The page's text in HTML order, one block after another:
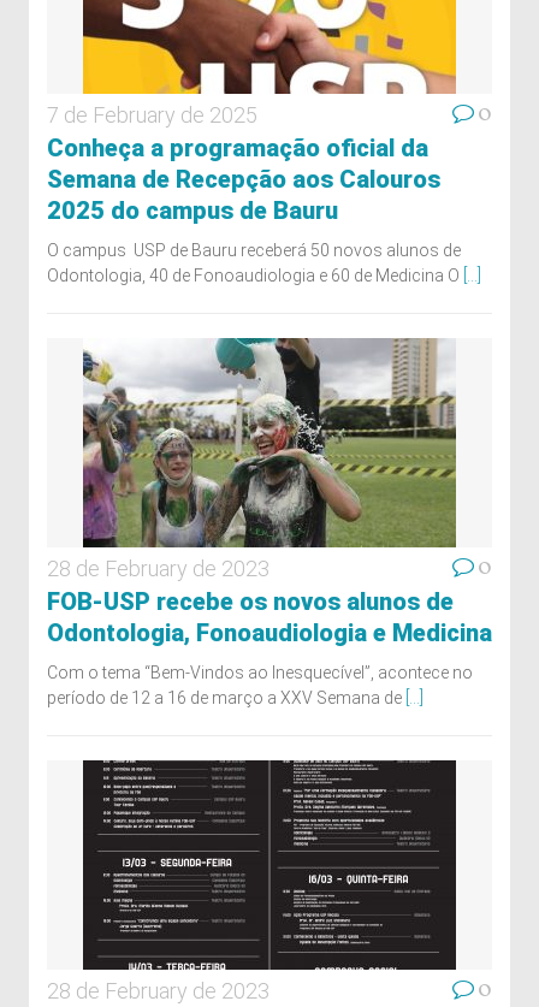
7 de February de 2025 0
Conheça a programação oficial da
Semana de Recepção aos Calouros
2025 do campus de Bauru
O campus USP de Bauru receberá 50 novos alunos de
Odontologia, 40 de Fonoaudiologia e 60 de Medicina O
28 de February de 2023 0
FOB-USP recebe os novos alunos de
Odontologia, Fonoaudiologia e Medicina
Com o tema “Bem-Vindos ao Inesquecível”, acontece no
período de 12 a 16 de março a XXV Semana de
28 de February de 2023 0